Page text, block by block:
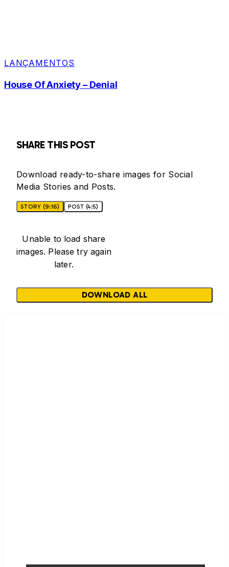
LANÇAMENTOS
House Of Anxiety – Denial
SHARE THIS POST
Download ready-to-share images for Social
Media Stories and Posts.
STORY (9:16) POST (4:5)
Unable to load share
images. Please try again
later.
DOWNLOAD ALL